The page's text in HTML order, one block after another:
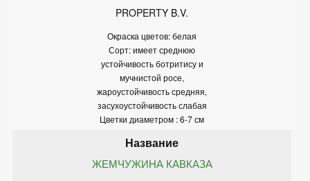
PROPERTY B.V.
Окраска цветов: белая
Сорт: имеет среднюю
устойчивость ботритису и
мучнистой росе,
жароустойчивость средняя,
засухоустойчивость слабая
Цветки диаметром : 6-7 см
ЖЕМЧУЖИНА КАВКАЗА